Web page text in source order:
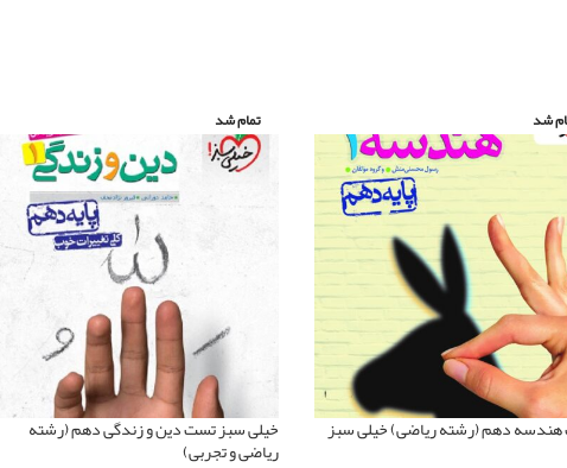
شد
دهم (رشته ریاضی) خیلی سبز
تمام شد
خیلی سبز تست دین و زندگی دهم (رشته
ریاضی و تجربی)